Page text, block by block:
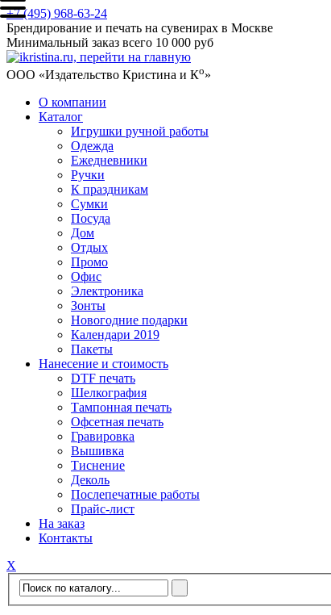
+7 (495) 968-63-24
Брендирование и печать на сувенирах в Москве
Минимальный заказ всего 10 000 руб
ООО «Издательство Кристина и Ко»
О компании
Каталог
Игрушки ручной работы
Одежда
Ежедневники
Ручки
К праздникам
Сумки
Посуда
Дом
Отдых
Промо
Офис
Электроника
Зонты
Новогодние подарки
Календари 2019
Пакеты
Нанесение и стоимость
DTF печать
Шелкография
Тампонная печать
Офсетная печать
Гравировка
Вышивка
Тиснение
Деколь
Послепечатные работы
Прайс-лист
На заказ
Контакты
Х